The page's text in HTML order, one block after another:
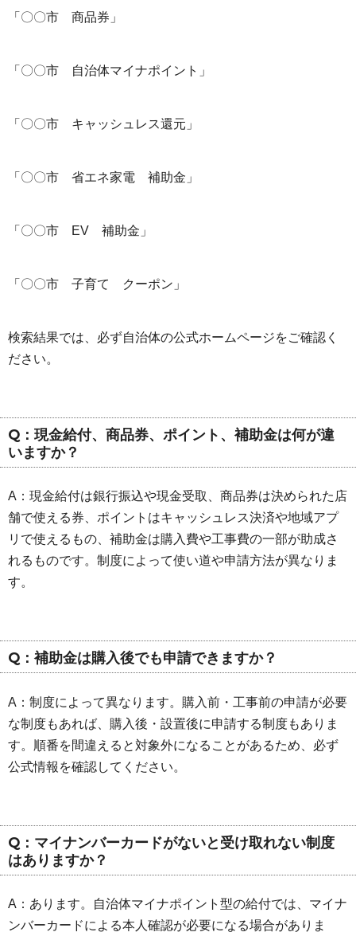
「〇〇市 商品券」
「〇〇市 自治体マイナポイント」
「〇〇市 キャッシュレス還元」
「〇〇市 省エネ家電 補助金」
「〇〇市 EV 補助金」
「〇〇市 子育て クーポン」
検索結果では、必ず自治体の公式ホームページをご確認く
ださい。
Q：現金給付、商品券、ポイント、補助金は何が違
いますか？
A：現金給付は銀行振込や現金受取、商品券は決められた店
舗で使える券、ポイントはキャッシュレス決済や地域アプ
リで使えるもの、補助金は購入費や工事費の一部が助成さ
れるものです。制度によって使い道や申請方法が異なりま
す。
Q：補助金は購入後でも申請できますか？
A：制度によって異なります。購入前・工事前の申請が必要
な制度もあれば、購入後・設置後に申請する制度もありま
す。順番を間違えると対象外になることがあるため、必ず
公式情報を確認してください。
Q：マイナンバーカードがないと受け取れない制度
はありますか？
A：あります。自治体マイナポイント型の給付では、マイナ
ンバーカードによる本人確認が必要になる場合がありま